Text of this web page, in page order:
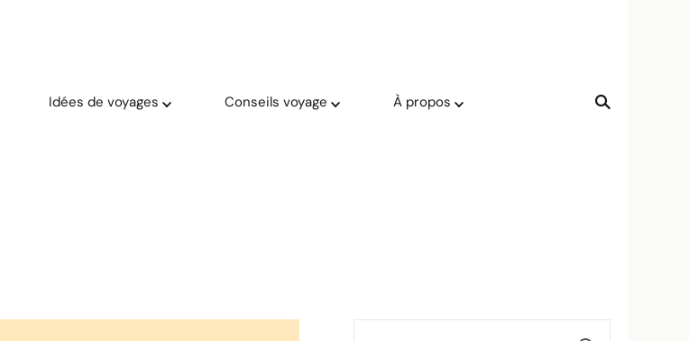
Idées de voyages Conseils voyage À propos